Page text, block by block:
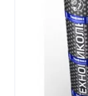
Добавляйте
в корзину